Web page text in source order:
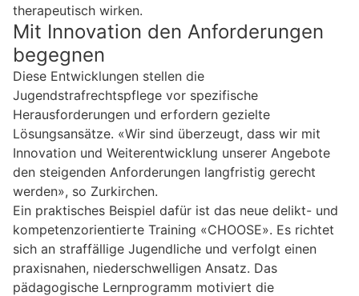
therapeutisch wirken.
Mit Innovation den Anforderungen
begegnen
Diese Entwicklungen stellen die
Jugendstrafrechtspflege vor spezifische
Herausforderungen und erfordern gezielte
Lösungsansätze. «Wir sind überzeugt, dass wir mit
Innovation und Weiterentwicklung unserer Angebote
den steigenden Anforderungen langfristig gerecht
werden», so Zurkirchen.
Ein praktisches Beispiel dafür ist das neue delikt- und
kompetenzorientierte Training «CHOOSE». Es richtet
sich an straffällige Jugendliche und verfolgt einen
praxisnahen, niederschwelligen Ansatz. Das
pädagogische Lernprogramm motiviert die